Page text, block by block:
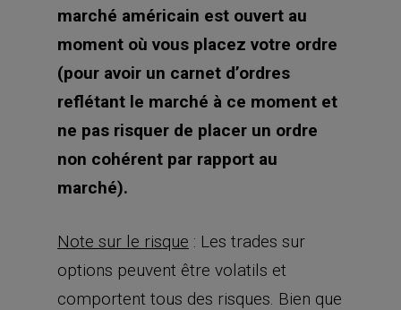
marché américain est ouvert au
moment où vous placez votre ordre
(pour avoir un carnet d’ordres
reflétant le marché à ce moment et
ne pas risquer de placer un ordre
non cohérent par rapport au
marché).
Note sur le risque : Les trades sur
options peuvent être volatils et
comportent tous des risques. Bien que